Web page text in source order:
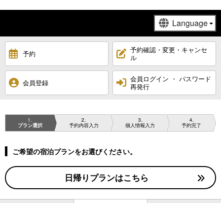
予約
予約確認・変更・キャンセ
ル
会員登録
会員ログイン ・ パスワード
再発行
1
プラン選択
2
予約内容入力
3
個人情報入力
4
予約完了
ご希望の宿泊プランをお選びください。
日帰りプランはこちら